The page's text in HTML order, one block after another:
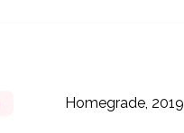
Homegrade, 2019